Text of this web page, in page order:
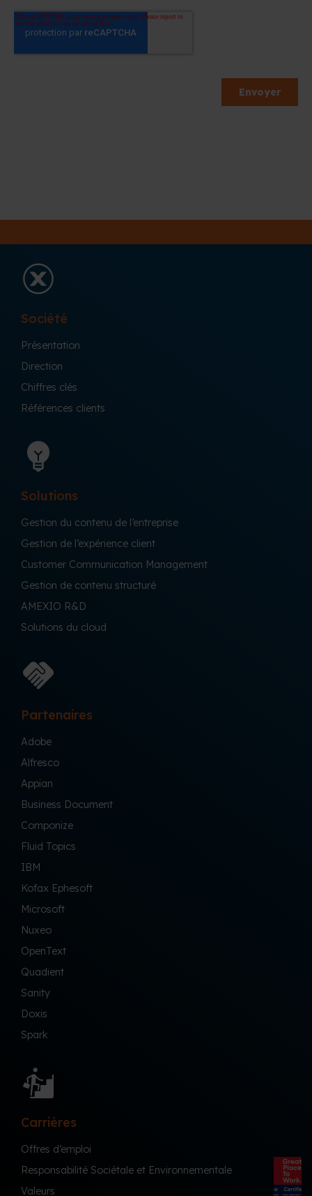
Société
Présentation
Direction
Chiffres clés
Références clients
Solutions
Gestion du contenu de l’entreprise
Gestion de l’expérience client
Customer Communication Management
Gestion de contenu structuré
AMEXIO R&D
Solutions du cloud
Partenaires
Adobe
Alfresco
Appian
Business Document
Componize
Fluid Topics
IBM
Kofax Ephesoft
Microsoft
Nuxeo
OpenText
Quadient
Sanity
Doxis
Spark
Carrières
Offres d’emploi
Responsabilité Sociétale et Environnementale
Valeurs